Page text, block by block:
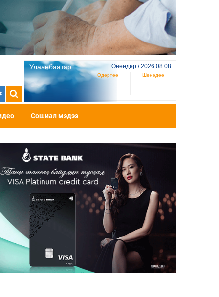
Улаанбаатар Өнөөдөр / 2026.08.08
Өдөртөө Шөнөдөө
Сошиал мэдээ